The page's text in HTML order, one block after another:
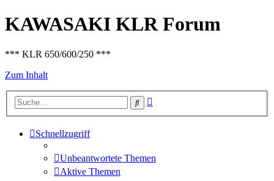
KAWASAKI KLR Forum
*** KLR 650/600/250 ***
Zum Inhalt
Suche
Schnellzugriff
Unbeantwortete Themen
Aktive Themen